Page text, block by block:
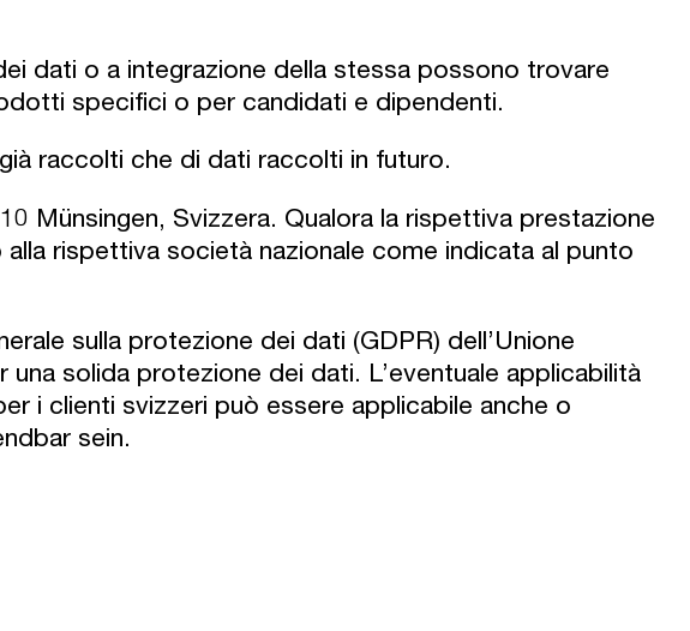
dati o a integrazione della stessa possono trovare
specifici o per candidati e dipendenti.
raccolti che di dati raccolti in futuro.
Münsingen, Svizzera. Qualora la rispettiva prestazione
rispettiva società nazionale come indicata al punto
sulla protezione dei dati (GDPR) dell’Unione
solida protezione dei dati. L’eventuale applicabilità
i clienti svizzeri può essere applicabile anche o
sein.